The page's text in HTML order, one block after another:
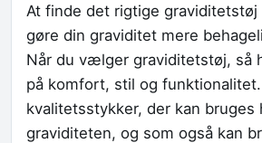
At finde det rigtige
gøre din graviditet mere
Når du vælger graviditetstøj, så
på komfort, stil og
kvalitetsstykker, der kan bruges
graviditeten, og som også kan